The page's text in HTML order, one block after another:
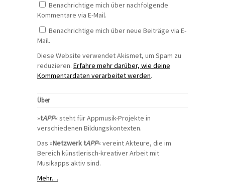
Benachrichtige mich über nachfolgende
Kommentare via E-Mail.
Benachrichtige mich über neue Beiträge via E-
Mail.
Diese Website verwendet Akismet, um Spam zu
reduzieren. Erfahre mehr darüber, wie deine
Kommentardaten verarbeitet werden.
Über
»tAPP« steht für Appmusik-Projekte in
verschiedenen Bildungskontexten.
Das »Netzwerk tAPP« vereint Akteure, die im
Bereich künstlerisch-kreativer Arbeit mit
Musikapps aktiv sind.
Mehr…